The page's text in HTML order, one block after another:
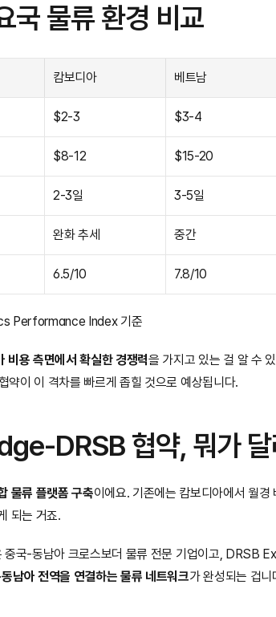
국 물류 환경 비교
캄보디아 베트남
$2-3 $3-4
$8-12 $15-20
2-3일 3-5일
완화 추세 중간
6.5/10 7.8/10
Performance Index 기준
비용 측면에서 확실한 경쟁력을 가지고 있는 걸 알 수
이 이 격차를 빠르게 좁힐 것으로 예상됩니다.
DRSB 협약, 뭐가 달
물류 플랫폼 구축이에요. 기존에는 캄보디아에서 월
되는 거죠.
국-동남아 크로스보더 물류 전문 기업이고, DRSB
남아 전역을 연결하는 물류 네트워크가 완성되는 겁니